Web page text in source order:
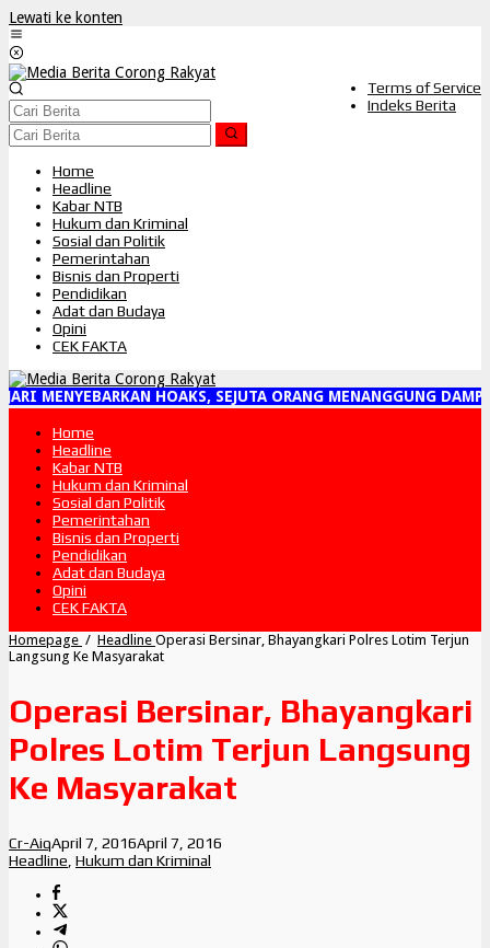
Lewati ke konten
Terms of Service
Indeks Berita
Home
Headline
Kabar NTB
Hukum dan Kriminal
Sosial dan Politik
Pemerintahan
Bisnis dan Properti
Pendidikan
Adat dan Budaya
Opini
CEK FAKTA
MENYEBARKAN HOAKS, SEJUTA ORANG MENANGGUNG
Home
Headline
Kabar NTB
Hukum dan Kriminal
Sosial dan Politik
Pemerintahan
Bisnis dan Properti
Pendidikan
Adat dan Budaya
Opini
CEK FAKTA
Homepage / Headline Operasi Bersinar, Bhayangkari Polres Lotim Terjun
Langsung Ke Masyarakat
Operasi Bersinar, Bhayangkari
Polres Lotim Terjun Langsung
Ke Masyarakat
Cr-AiqApril 7, 2016April 7, 2016
Headline Hukum dan Kriminal